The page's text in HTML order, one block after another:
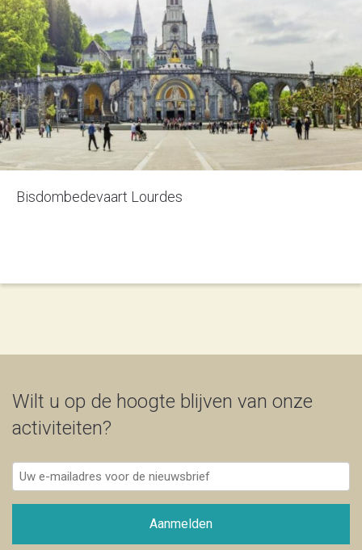
Bisdombedevaart Lourdes
Wilt u op de hoogte blijven van onze
activiteiten?
Uw
e-
mailadres
de
Aanmelden